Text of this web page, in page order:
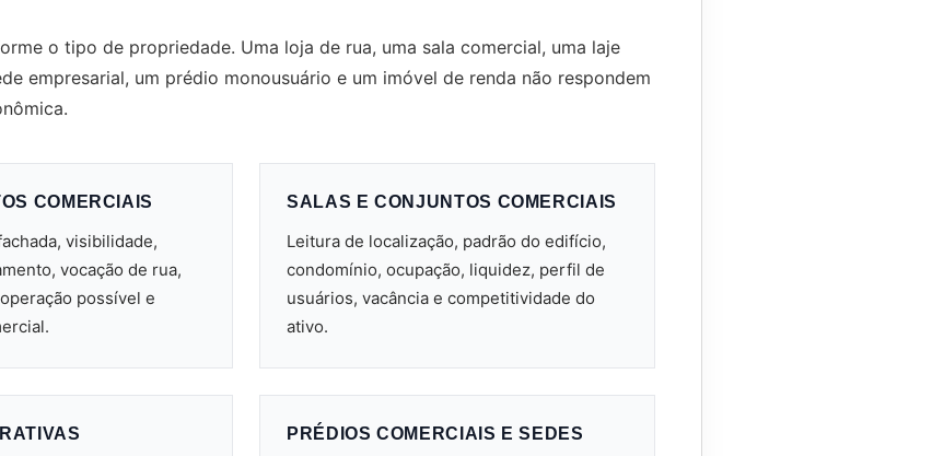
o tipo de propriedade. Uma loja de rua, uma sala comercial, uma laje
empresarial, um prédio monousuário e um imóvel de renda não respondem
COMERCIAIS
visibilidade,
vocação de rua,
possível e
SALAS E CONJUNTOS COMERCIAIS
Leitura de localização, padrão do edifício,
condomínio, ocupação, liquidez, perfil de
usuários, vacância e competitividade do
ativo.
PRÉDIOS COMERCIAIS E SEDES